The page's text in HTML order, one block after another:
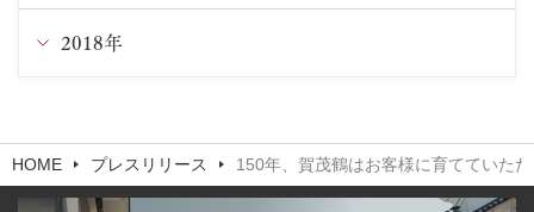
5月
6月
4月
7月
3月
4月
6月
10月
5月
2018年
HOME プレスリリース 150年、賀茂鶴はお客様に育てていた